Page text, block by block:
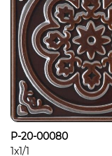
P-20-00080
1x1/1